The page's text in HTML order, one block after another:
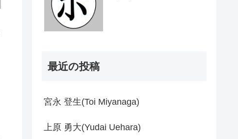
最近の投稿
宮永 登生(Toi Miyanaga)
上原 勇大(Yudai Uehara)